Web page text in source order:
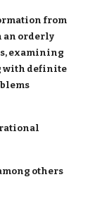
from
an orderly
examining
with definite
others